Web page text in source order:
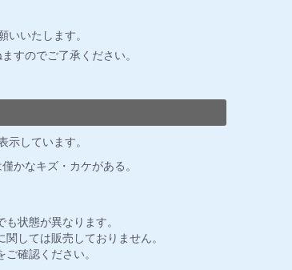
いたします。
すのでご了承ください。
示しています。
かなキズ・カケがある。
状態が異なります。
しては販売しておりません。
確認ください。